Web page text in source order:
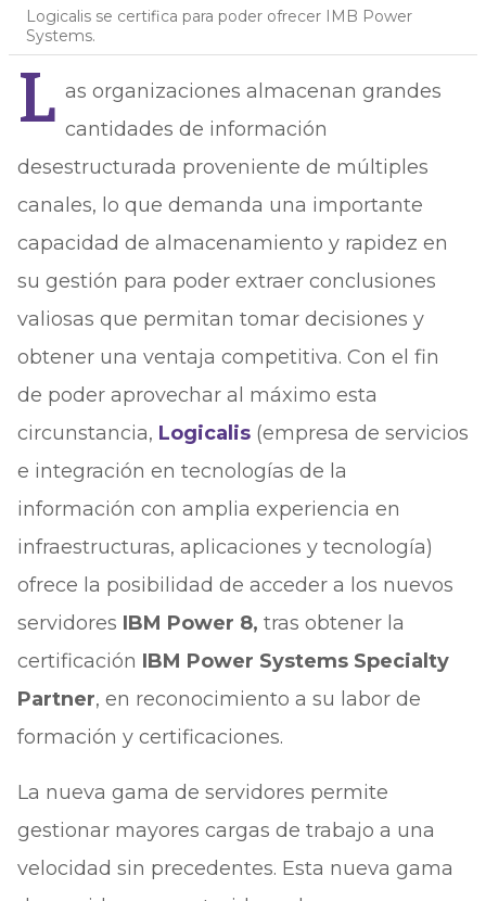
Logicalis se certifica para poder ofrecer IMB Power
Systems.
L as organizaciones almacenan grandes
cantidades de información
desestructurada proveniente de múltiples
canales, lo que demanda una importante
capacidad de almacenamiento y rapidez en
su gestión para poder extraer conclusiones
valiosas que permitan tomar decisiones y
obtener una ventaja competitiva. Con el fin
de poder aprovechar al máximo esta
circunstancia, Logicalis(empresa de servicios
e integración en tecnologías de la
información con amplia experiencia en
infraestructuras, aplicaciones y tecnología)
ofrece la posibilidad de acceder a los nuevos
servidores IBM Power 8, tras obtener la
certificación IBM Power Systems Specialty
Partner, en reconocimiento a su labor de
formación y certificaciones.
La nueva gama de servidores permite
gestionar mayores cargas de trabajo a una
velocidad sin precedentes. Esta nueva gama